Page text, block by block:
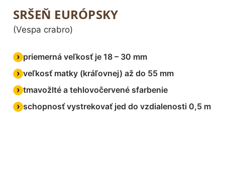
SRŠEŇ EURÓPSKY
(Vespa crabro)
priemerná veľkosť je 18 – 30 mm
veľkosť matky (kráľovnej) až do 55 mm
tmavožlté a tehlovočervené sfarbenie
schopnosť vystrekovať jed do vzdialenosti 0,5 m